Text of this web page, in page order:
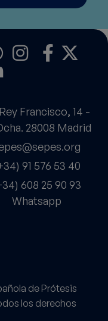
Francisco, 14 -
28008 Madrid
91 576 53 40
608 25 90 93
Whatsapp
de Prótesis
los derechos